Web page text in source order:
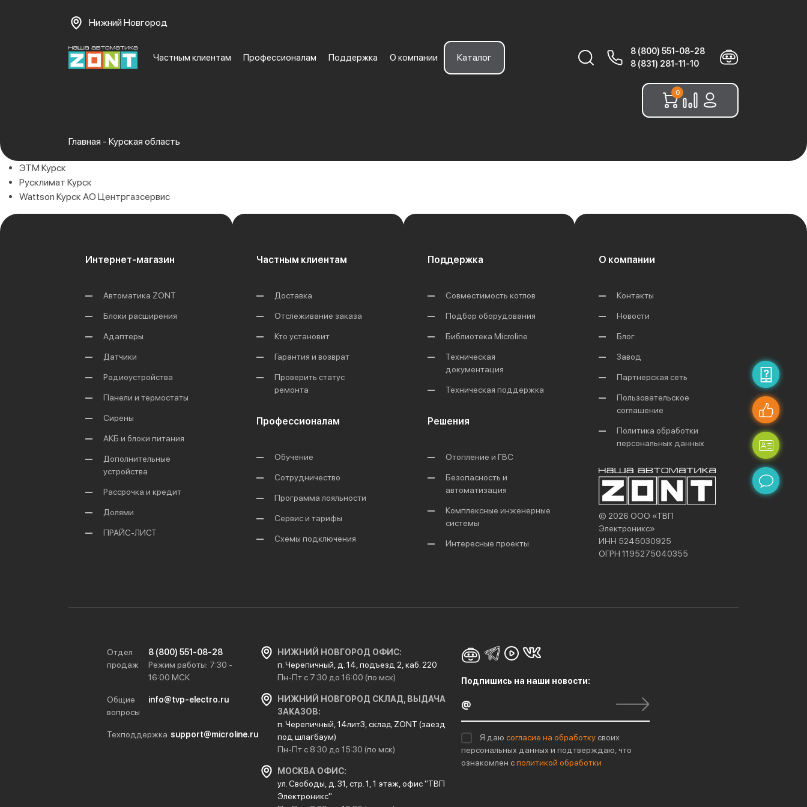
Нижний Новгород
Частным клиентам Профессионалам Поддержка О компании Каталог
Найти:
8 (800) 551-08-28
8 (831) 281-11-10
0
Главная - Курская область
ЭТМ Курск
Русклимат Курск
Wattson Курск АО Центргазсервис
Интернет-магазин
Автоматика ZONT
Блоки расширения
Адаптеры
Датчики
Радиоустройства
Панели и термостаты
Сирены
АКБ и блоки питания
Дополнительные
устройства
Рассрочка и кредит
Долями
ПРАЙС-ЛИСТ
Частным клиентам
Доставка
Отслеживание заказа
Кто установит
Гарантия и возврат
Проверить статус
ремонта
Профессионалам
Обучение
Сотрудничество
Программа лояльности
Сервис и тарифы
Схемы подключения
Поддержка
Совместимость котлов
Подбор оборудования
Библиотека Microline
Техническая
документация
Техническая поддержка
Решения
Отопление и ГВС
Безопасность и
автоматизация
Комплексные инженерные
системы
Интересные проекты
О компании
Контакты
Новости
Блог
Завод
Партнерская сеть
Пользовательское
соглашение
Политика обработки
персональных данных
© 2026 ООО «ТВП
Электроникс»
ИНН 5245030925
ОГРН 1195275040355
Отдел
продаж
8 (800) 551-08-28
Режим работы: 7:30 -
16:00 МСК
Общие
вопросы
info@tvp-electro.ru
Техподдержка support@microline.ru
НИЖНИЙ НОВГОРОД ОФИС:
п. Черепичный, д. 14, подъезд 2, каб. 220
Пн-Пт с 7:30 до 16:00 (по мск)
НИЖНИЙ НОВГОРОД СКЛАД, ВЫДАЧА
ЗАКАЗОВ:
п. Черепичный, 14лит3, склад ZONT (заезд
под шлагбаум)
Пн-Пт с 8:30 до 15:30 (по мск)
МОСКВА ОФИС:
ул. Свободы, д. 31, стр. 1, 1 этаж, офис "ТВП
Электроникс"
Подпишись на наши новости:
Я даюсогласие на обработку своих
персональных данных и подтверждаю, что
ознакомлен сполитикой обработки